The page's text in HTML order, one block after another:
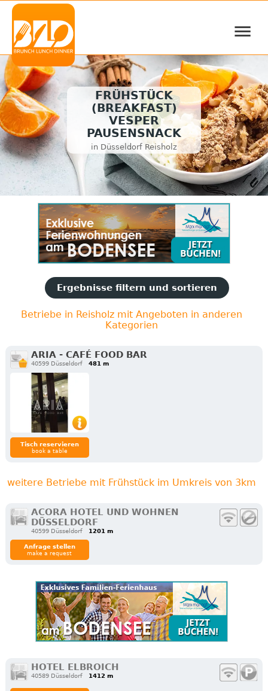
≡
FRÜHSTÜCK
(BREAKFAST)
VESPER
PAUSENSNACK
in Düsseldorf Reisholz
Ergebnisse filtern und sortieren
Betriebe in Reisholz mit Angeboten in anderen
Kategorien
ARIA - CAFÉ FOOD BAR
40599 Düsseldorf 481 m
Tisch reservieren
book a table
weitere Betriebe mit Frühstück im Umkreis von 3km
ACORA HOTEL UND WOHNEN
DÜSSELDORF
40599 Düsseldorf 1201 m
Anfrage stellen
make a request
HOTEL ELBROICH
40589 Düsseldorf 1412 m